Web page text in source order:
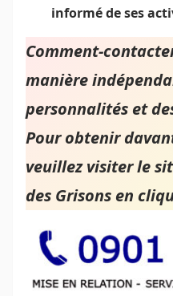
informé de ses
Comment-
manière
personnalités et
Pour obtenir
veuillez visiter le
des Grisons en